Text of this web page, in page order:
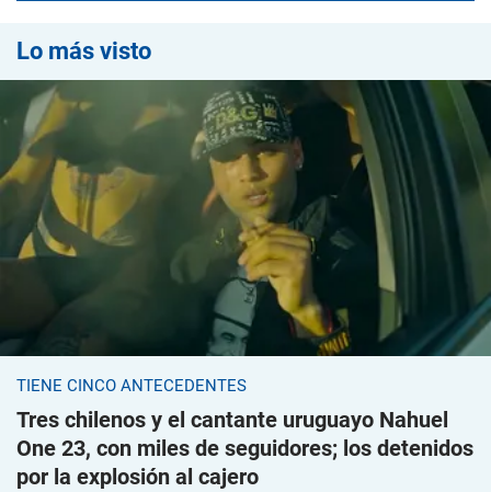
Lo más visto
TIENE CINCO ANTECEDENTES
Tres chilenos y el cantante uruguayo Nahuel
One 23, con miles de seguidores; los detenidos
por la explosión al cajero